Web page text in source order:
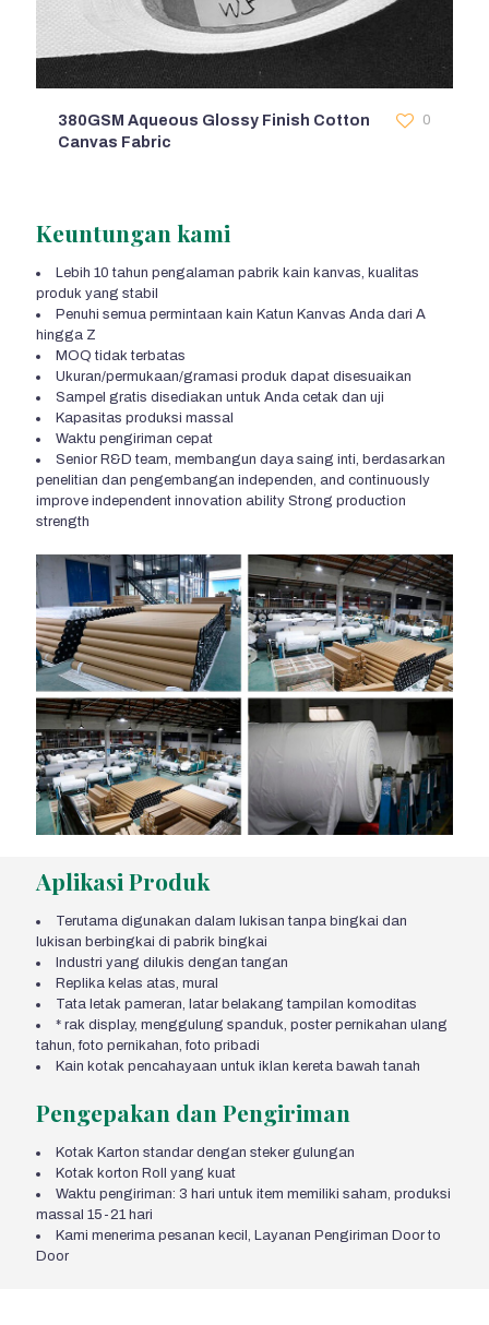
380GSM Aqueous Glossy Finish Cotton
Canvas Fabric
0
Keuntungan kami
Lebih 10 tahun pengalaman pabrik kain kanvas, kualitas
produk yang stabil
Penuhi semua permintaan kain Katun Kanvas Anda dari A
hingga Z
MOQ tidak terbatas
Ukuran/permukaan/gramasi produk dapat disesuaikan
Sampel gratis disediakan untuk Anda cetak dan uji
Kapasitas produksi massal
Waktu pengiriman cepat
Senior R&D team , membangun daya saing inti, berdasarkan
penelitian dan pengembangan independen, and continuously
improve independent innovation ability Strong production
strength
Aplikasi Produk
Terutama digunakan dalam lukisan tanpa bingkai dan
lukisan berbingkai di pabrik bingkai
Industri yang dilukis dengan tangan
Replika kelas atas, mural
Tata letak pameran, latar belakang tampilan komoditas
* rak display, menggulung spanduk, poster pernikahan ulang
tahun, foto pernikahan, foto pribadi
Kain kotak pencahayaan untuk iklan kereta bawah tanah
Pengepakan dan Pengiriman
Kotak Karton standar dengan steker gulungan
Kotak korton Roll yang kuat
Waktu pengiriman: 3 hari untuk item memiliki saham, produksi
massal 15-21 hari
Kami menerima pesanan kecil, Layanan Pengiriman Door to
Door